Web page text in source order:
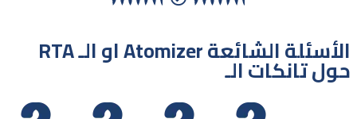
RTA او الـ Atomizer الأسئلة الشائعة
حول تانكات الـ